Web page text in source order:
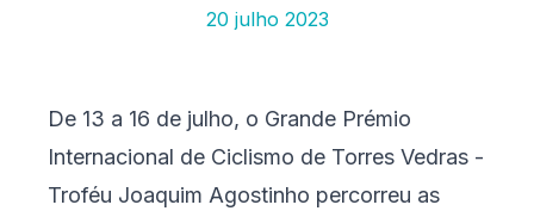
20 julho 2023
De 13 a 16 de julho, o Grande Prémio
Internacional de Ciclismo de Torres Vedras -
Troféu Joaquim Agostinho percorreu as